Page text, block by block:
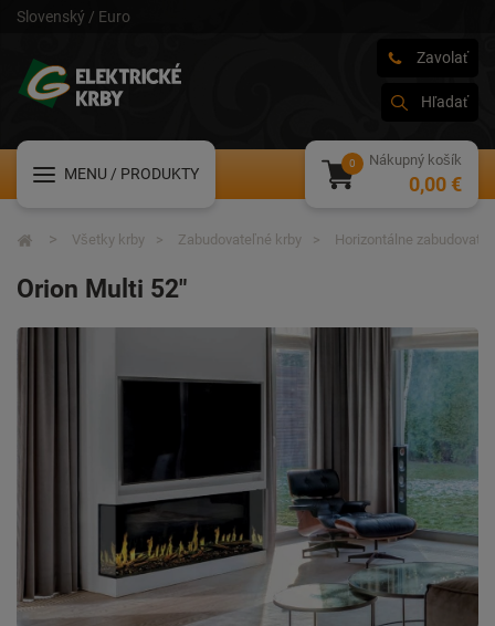
Slovenský / Euro
Zavolať
Hľadať
MENU / PRODUKTY
Nákupný košík
0,00 €
Orion Multi 52"
Všetky krby Zabudovateľné krby Horizontálne